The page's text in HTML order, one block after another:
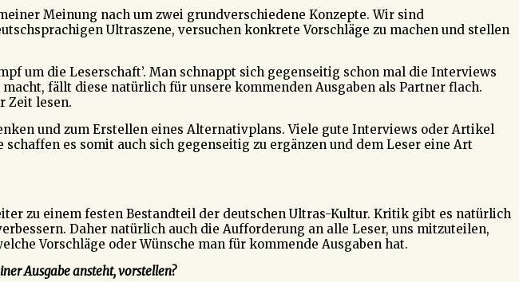
Meinung nach um zwei grundverschiedene Konzepte. Wir sind
Ultraszene, versuchen konkrete Vorschläge zu machen und stellen
um die Leserschaft’. Man schnappt sich gegenseitig schon mal die Interviews
fällt diese natürlich für unsere kommenden Ausgaben als Partner flach.
Zeit lesen.
und zum Erstellen eines Alternativplans. Viele gute Interviews oder Artikel
es somit auch sich gegenseitig zu ergänzen und dem Leser eine Art
zu einem festen Bestandteil der deutschen Ultras-Kultur. Kritik gibt es natürlich
Daher natürlich auch die Aufforderung an alle Leser, uns mitzuteilen,
Vorschläge oder Wünsche man für kommende Ausgaben hat.
Ausgabe ansteht, vorstellen?